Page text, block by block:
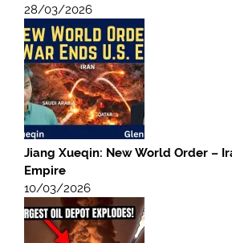
28/03/2026
Jiang Xueqin: New World Order –
Empire
10/03/2026